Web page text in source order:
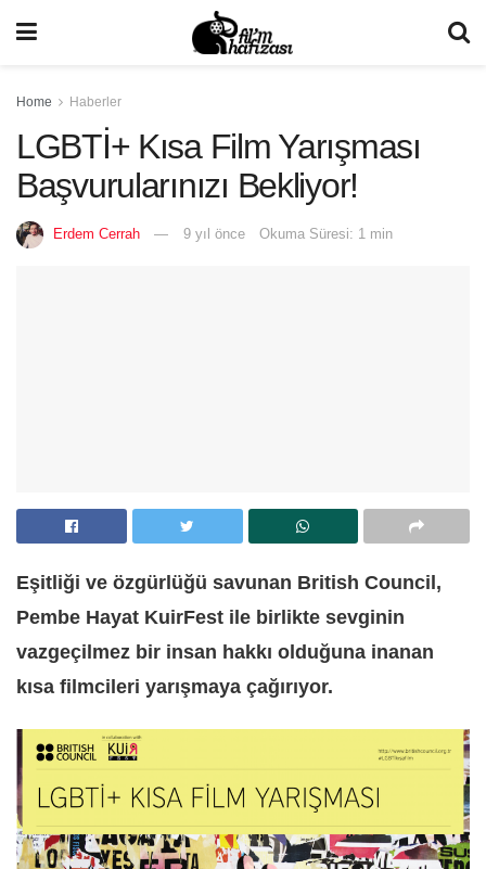
Home Haberler
LGBTİ+ Kısa Film Yarışması
Başvurularınızı Bekliyor!
Erdem Cerrah 9 yıl önce Okuma Süresi: 1 min
Eşitliği ve özgürlüğü savunan British Council,
Pembe Hayat KuirFest ile birlikte sevginin
vazgeçilmez bir insan hakkı olduğuna inanan
kısa filmcileri yarışmaya çağırıyor.